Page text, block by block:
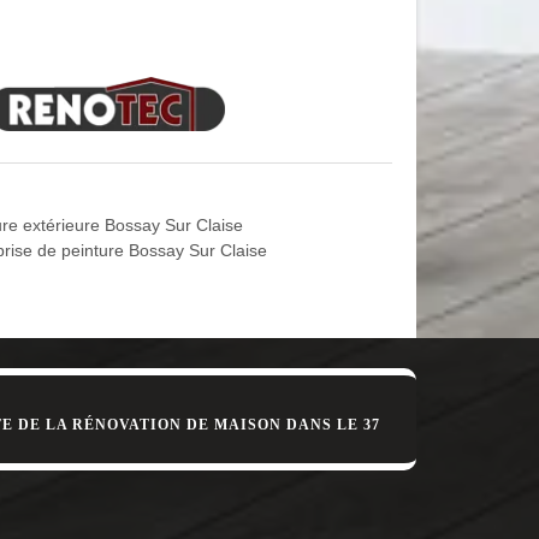
Dans le pire des cas, la surface sur laquelle
MD Rénovation est à votre disposition pour ce
Elle est riche en liant et très fluide, car elle
cependant, car les propriétaires préfèrent
Tout d’abord, il doit savoir sur quelle
peindre, de la préparation nécessaire pour que
vous avez plusieurs prestataires en peinture
qu’il utilisera pour réaliser votre projet,
extérieure Bossay Sur Claise
de peinture Bossay Sur Claise
DE LA RÉNOVATION DE MAISON DANS LE 37